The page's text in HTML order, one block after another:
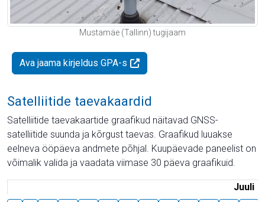
Mustamäe (Tallinn) tugijaam
Ava jaama kirjeldus GPA-s
Satelliitide taevakaardid
Satelliitide taevakaartide graafikud näitavad GNSS-
satelliitide suunda ja kõrgust taevas. Graafikud luuakse
eelneva ööpäeva andmete põhjal. Kuupäevade paneelist on
võimalik valida ja vaadata viimase 30 päeva graafikuid.
Juuli